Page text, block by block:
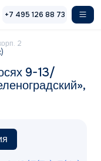
+7 495 126 88 73
2
9-13/